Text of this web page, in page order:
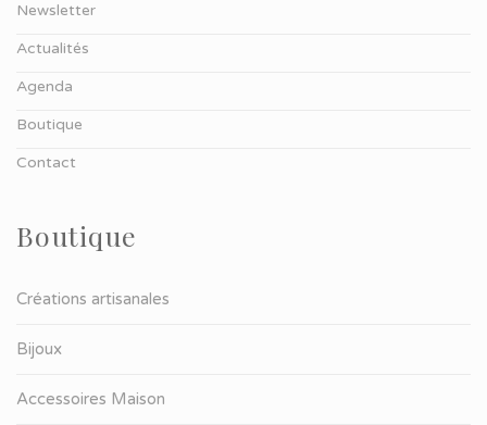
Newsletter
Actualités
Agenda
Boutique
Contact
Boutique
Créations artisanales
Bijoux
Accessoires Maison